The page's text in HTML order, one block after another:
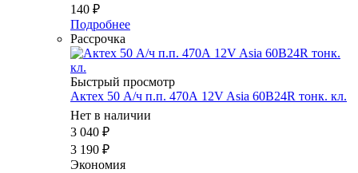
140 ₽
Подробнее
Рассрочка
Быстрый просмотр
Актех 50 А/ч п.п. 470А 12V Asia 60B24R тонк. кл.
Нет в наличии
3 040 ₽
3 190 ₽
Экономия